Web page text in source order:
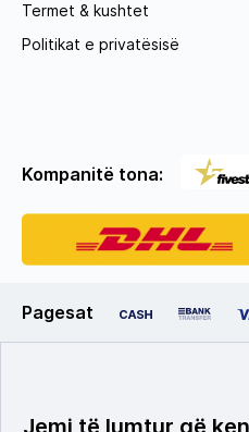
Termet & kushtet
Politikat e privatësisë
Kompanitë tona:
Pagesat
Jemi të lumtur që